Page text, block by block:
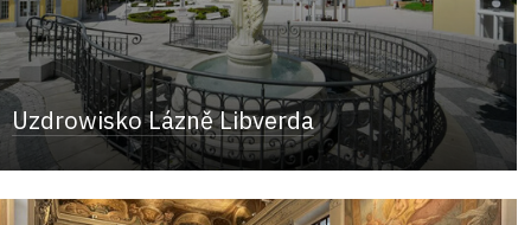
Uzdrowisko Lázně Libverda